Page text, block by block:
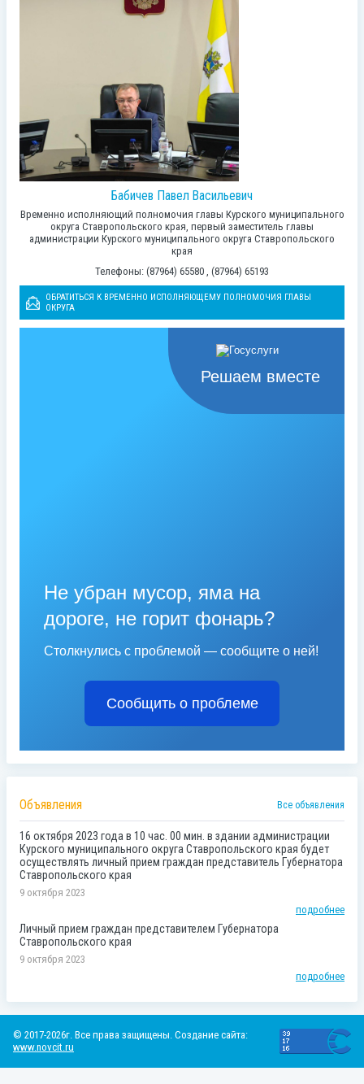
Бабичев Павел Васильевич
Временно исполняющий полномочия главы Курского муниципального
округа Ставропольского края, первый заместитель главы
администрации Курского муниципального округа Ставропольского
края
Телефоны: (87964) 65580 , (87964) 65193
ОБРАТИТЬСЯ К ВРЕМЕННО ИСПОЛНЯЮЩЕМУ ПОЛНОМОЧИЯ ГЛАВЫ
ОКРУГА
Решаем вместе
Не убран мусор, яма на
дороге, не горит фонарь?
Столкнулись с проблемой — сообщите о ней!
Сообщить о проблеме
Объявления Все объявления
16 октября 2023 года в 10 час. 00 мин. в здании администрации
Курского муниципального округа Ставропольского края будет
осуществлять личный прием граждан представитель Губернатора
Ставропольского края
9 октября 2023
подробнее
Личный прием граждан представителем Губернатора
Ставропольского края
9 октября 2023
подробнее
© 2017-2026г. Все права защищены. Создание сайта:
www.novcit.ru